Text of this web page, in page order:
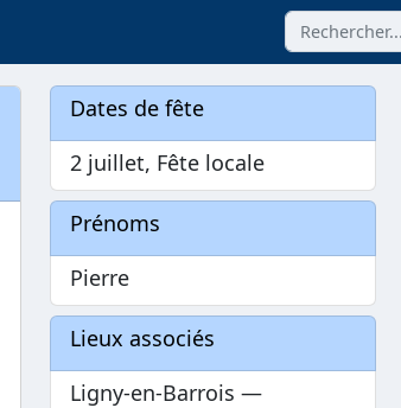
Dates de fête
2 juillet, Fête locale
Prénoms
Pierre
Lieux associés
Ligny-en-Barrois —